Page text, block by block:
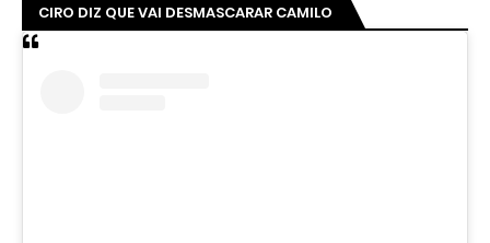
CIRO DIZ QUE VAI DESMASCARAR CAMILO